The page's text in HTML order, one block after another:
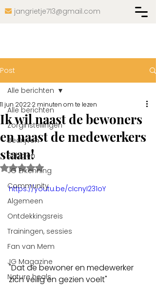
 jangrietje713@gmail.com
Post
Alle berichten
Zorginstellingen
Bedrijven
Scholen
JG Erkenning
Community
Algemeen
Ontdekkingsreis
Trainingen, sessies
Fan van Mem
JG Magazine
Nature heals
Alle berichten
Ik wil naast de bewoners
en naast de medewerkers
staan!
11 jun 20222 minuten om te lezen
Beoordeeld met NaN uit 5 sterren.
https://youtu.be/cIcnyI231oY
"Dat de bewoner en medewerker
zich veilig en gezien voelt"